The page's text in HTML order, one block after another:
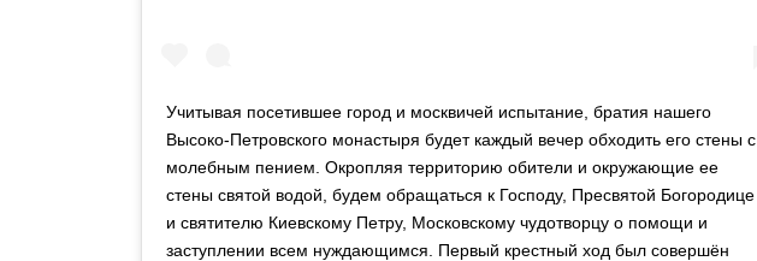
Учитывая посетившее город и москвичей испытание, братия нашего
Высоко-Петровского монастыря будет каждый вечер обходить его стены с
молебным пением. Окропляя территорию обители и окружающие ее
стены святой водой, будем обращаться к Господу, Пресвятой Богородице
и святителю Киевскому Петру, Московскому чудотворцу о помощи и
заступлении всем нуждающимся. Первый крестный ход был совершён